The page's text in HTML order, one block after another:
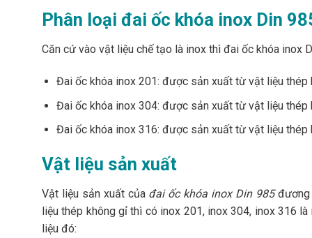
Phân loại đai ốc khóa inox Din
Căn cứ vào vật liệu chế tạo là inox thì đai ốc khóa inox
Đai ốc khóa inox 201: được sản xuất từ vật liệu thép
Đai ốc khóa inox 304: được sản xuất từ vật liệu thép
Đai ốc khóa inox 316: được sản xuất từ vật liệu thép
Vật liệu sản xuất
Vật liệu sản xuất của đai ốc khóa inox Din 985đương
liệu thép không gỉ thì có inox 201, inox 304, inox 316
liệu đó: